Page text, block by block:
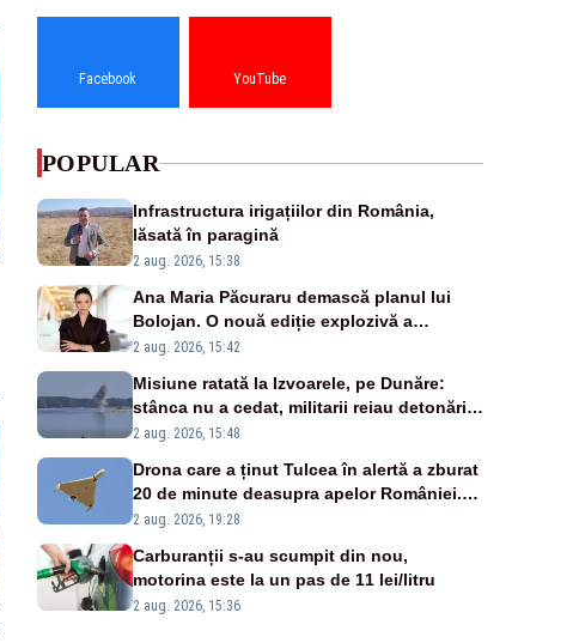
Facebook YouTube
POPULAR
Infrastructura irigațiilor din România,
lăsată în paragină
2 aug. 2026, 15:38
Ana Maria Păcuraru demască planul lui
Bolojan. O nouă ediție explozivă a
emisiunii „Miza Zilei” la Realitatea PLUS
2 aug. 2026, 15:42
Misiune ratată la Izvoarele, pe Dunăre:
stânca nu a cedat, militarii reiau detonările
luni – VIDEO
2 aug. 2026, 15:48
Drona care a ținut Tulcea în alertă a zburat
20 de minute deasupra apelor României.
Au fost ridicate două F-16
2 aug. 2026, 19:28
Carburanții s-au scumpit din nou,
motorina este la un pas de 11 lei/litru
2 aug. 2026, 15:36